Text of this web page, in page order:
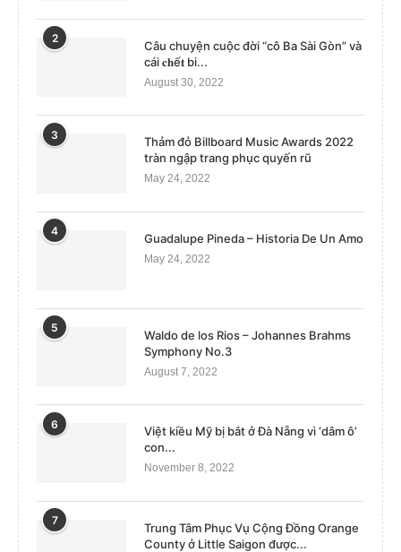
2
Câu chuyện cuộc đời “cô Ba Sài Gòn” và
cái 𝐜𝐡ế𝐭 bi...
August 30, 2022
3
Thảm đỏ Billboard Music Awards 2022
tràn ngập trang phục quyến rũ
May 24, 2022
4
Guadalupe Pineda – Historia De Un Amo
May 24, 2022
5
Waldo de los Rios – Johannes Brahms
Symphony No.3
August 7, 2022
6
Việt kiều Mỹ bị bắt ở Đà Nẵng vì ‘dâm ô’
con...
November 8, 2022
7
Trung Tâm Phục Vụ Cộng Đồng Orange
County ở Little Saigon được...